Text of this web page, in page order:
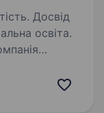
Досвід
освіта.